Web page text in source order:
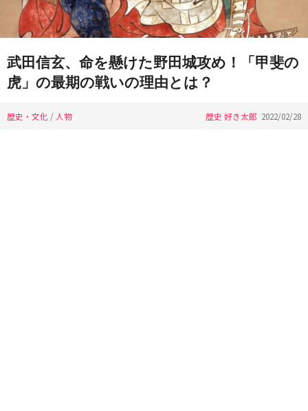
武田信玄、命を懸けた野田城攻め！「甲斐の
虎」の最期の戦いの理由とは？
歴史・文化 / 人物 歴史 好き太郎 2022/02/28